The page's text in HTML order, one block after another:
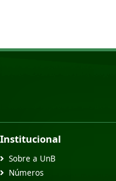
Institucional
Sobre a UnB
Números